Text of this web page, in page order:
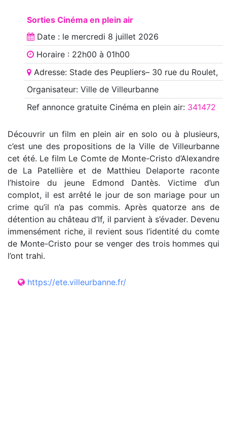
Sorties Cinéma en plein air
Date : le mercredi 8 juillet 2026
Horaire : 22h00 à 01h00
Adresse: Stade des Peupliers– 30 rue du Roulet,
Organisateur: Ville de Villeurbanne
Ref annoncegratuite Cinéma en plein air: 341472
Découvrir un film en plein air en solo ou à plusieurs,
c’est une des propositions de la Ville de Villeurbanne
cet été. Le film Le Comte de Monte-Cristo d’Alexandre
de La Patellière et de Matthieu Delaporte raconte
l’histoire du jeune Edmond Dantès. Victime d’un
complot, il est arrêté le jour de son mariage pour un
crime qu’il n’a pas commis. Après quatorze ans de
détention au château d’If, il parvient à s’évader. Devenu
immensément riche, il revient sous l’identité du comte
de Monte-Cristo pour se venger des trois hommes qui
l’ont trahi.
https://ete.villeurbanne.fr/